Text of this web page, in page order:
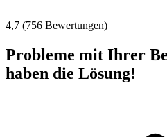
4,7 (756 Bewertungen)
Probleme mit Ihrer
haben die Lösung!